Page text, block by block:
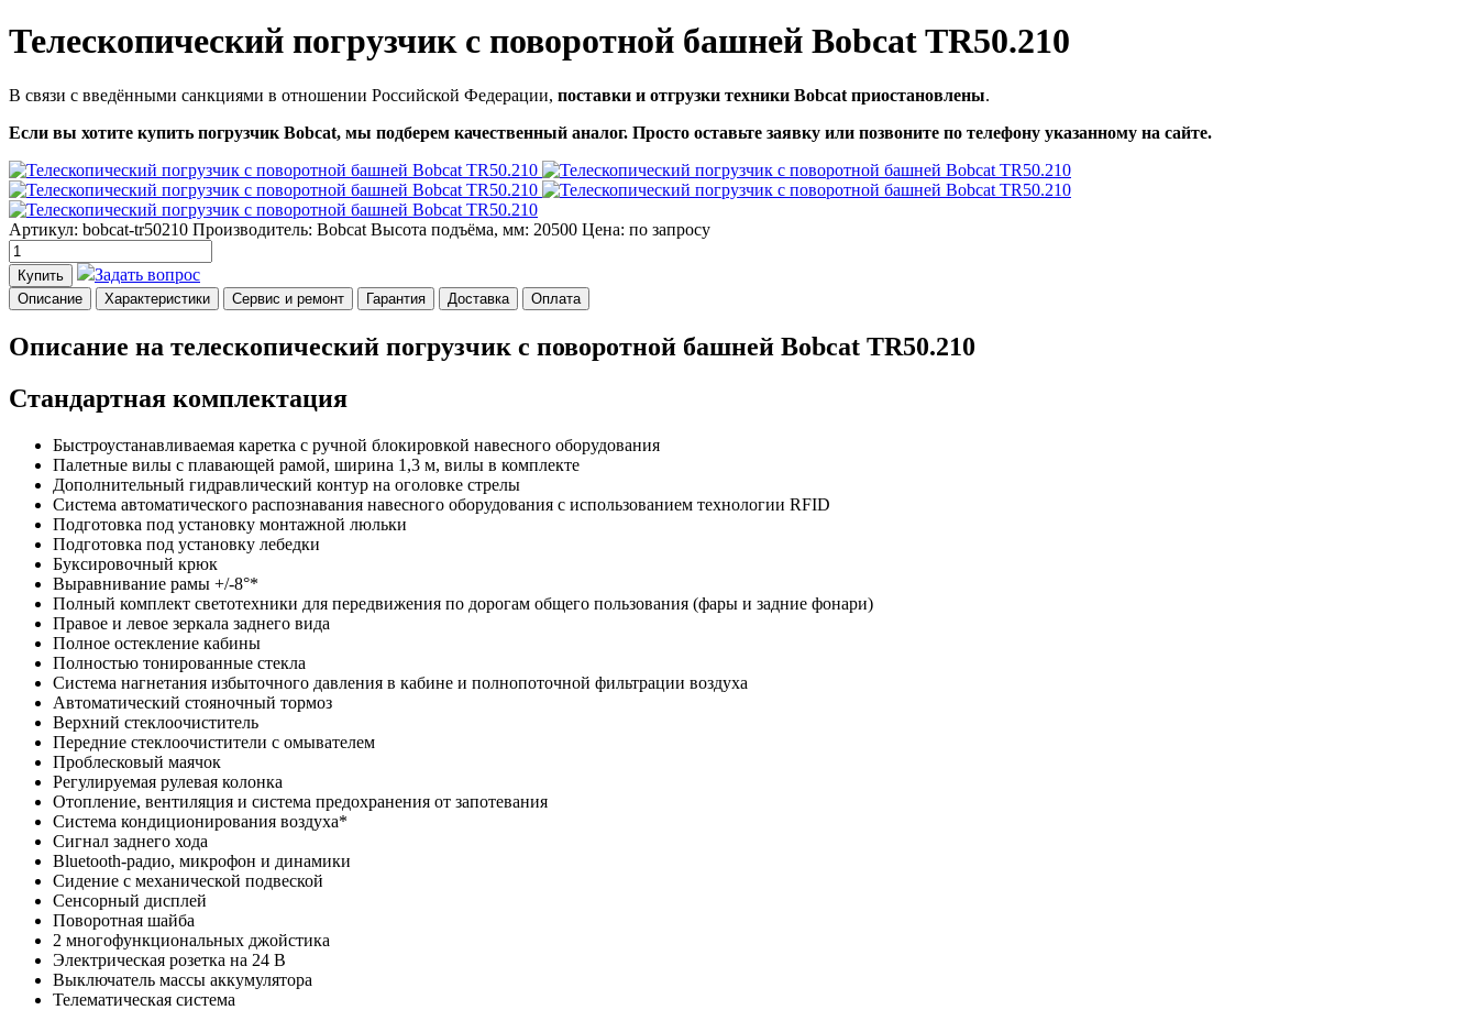
Телескопический погрузчик с поворотной башней Bobcat TR50.210
В связи с введёнными санкциями в отношении Российской Федерации, поставки и отгрузки техники Bobcat приостановлены.
Если вы хотите купить погрузчик Bobcat, мы подберем качественный аналог. Просто оставьте заявку или позвоните по телефону указанному на сайте.
Артикул: bobcat-tr50210 Производитель: Bobcat Высота подъёма, мм: 20500 Цена: по запросу
Купить Задать вопрос
Описание Характеристики Сервис и ремонт Гарантия Доставка Оплата
Описание на телескопический погрузчик с поворотной башней Bobcat TR50.210
Стандартная комплектация
Быстроустанавливаемая каретка с ручной блокировкой навесного оборудования
Палетные вилы с плавающей рамой, ширина 1,3 м, вилы в комплекте
Дополнительный гидравлический контур на оголовке стрелы
Система автоматического распознавания навесного оборудования с использованием технологии RFID
Подготовка под установку монтажной люльки
Подготовка под установку лебедки
Буксировочный крюк
Выравнивание рамы +/-8°*
Полный комплект светотехники для передвижения по дорогам общего пользования (фары и задние фонари)
Правое и левое зеркала заднего вида
Полное остекление кабины
Полностью тонированные стекла
Система нагнетания избыточного давления в кабине и полнопоточной фильтрации воздуха
Автоматический стояночный тормоз
Верхний стеклоочиститель
Передние стеклоочистители с омывателем
Проблесковый маячок
Регулируемая рулевая колонка
Отопление, вентиляция и система предохранения от запотевания
Система кондиционирования воздуха*
Сигнал заднего хода
Bluetooth-радио, микрофон и динамики
Сидение с механической подвеской
Сенсорный дисплей
Поворотная шайба
2 многофункциональных джойстика
Электрическая розетка на 24 В
Выключатель массы аккумулятора
Телематическая система